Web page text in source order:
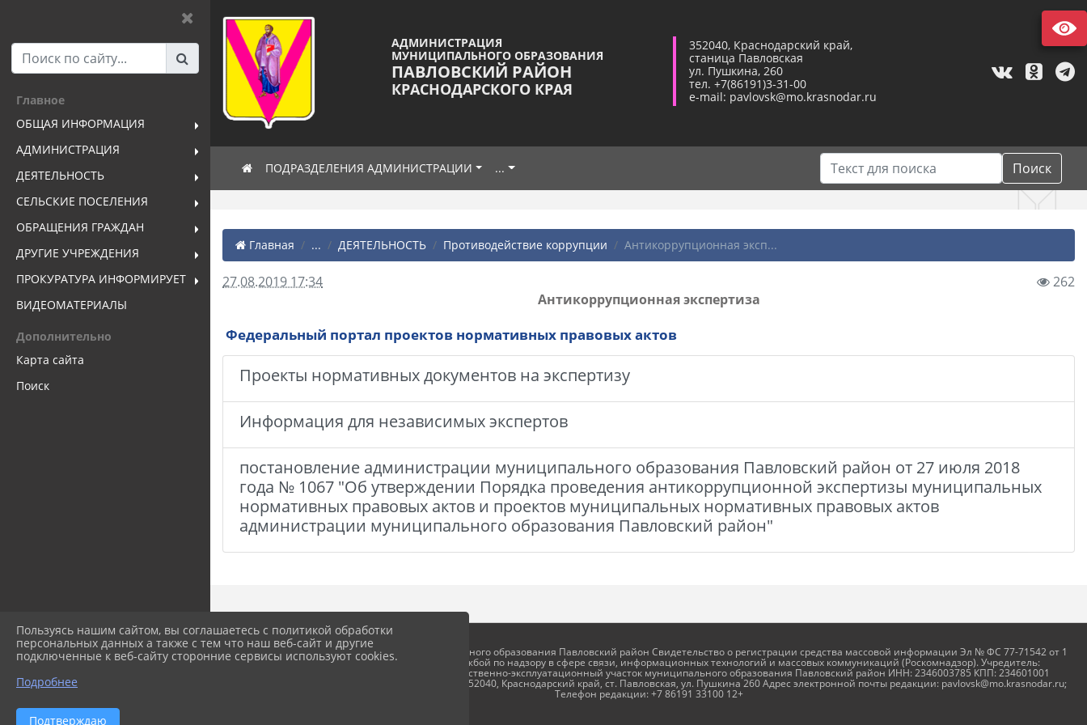
Главное
ОБЩАЯ ИНФОРМАЦИЯ
АДМИНИСТРАЦИЯ
ДЕЯТЕЛЬНОСТЬ
СЕЛЬСКИЕ ПОСЕЛЕНИЯ
ОБРАЩЕНИЯ ГРАЖДАН
ДРУГИЕ УЧРЕЖДЕНИЯ
ПРОКУРАТУРА ИНФОРМИРУЕТ
ВИДЕОМАТЕРИАЛЫ
Дополнительно
Карта сайта
Поиск
АДМИНИСТРАЦИЯ
МУНИЦИПАЛЬНОГО ОБРАЗОВАНИЯ
ПАВЛОВСКИЙ РАЙОН
КРАСНОДАРСКОГО КРАЯ
352040, Краснодарский край,
станица Павловская
ул. Пушкина, 260
тел. +7(86191)3-31-00
e-mail: pavlovsk@mo.krasnodar.ru
ПОДРАЗДЕЛЕНИЯ АДМИНИСТРАЦИИ ... Поиск
Главная ... ДЕЯТЕЛЬНОСТЬ Противодействие коррупции Антикоррупционная эксп...
27.08.2019 17:34
262
Антикоррупционная экспертиза
Федеральный портал проектов нормативных правовых актов
Проекты нормативных документов на экспертизу
Информация для независимых экспертов
постановление администрации муниципального образования Павловский район от 27 июля 2018
года № 1067 "Об утверждении Порядка проведения антикоррупционной экспертизы муниципальных
нормативных правовых актов и проектов муниципальных нормативных правовых актов
администрации муниципального образования Павловский район"
Пользуясь нашим сайтом, вы соглашаетесь с политикой обработки
персональных данных а также с тем что наш веб-сайт и другие
подключенные к веб-сайту сторонние сервисы используют cookies.
Подробнее
Подтверждаю